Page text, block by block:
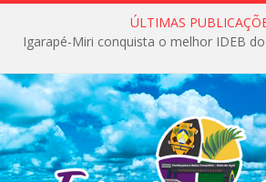
ÚLTIMAS